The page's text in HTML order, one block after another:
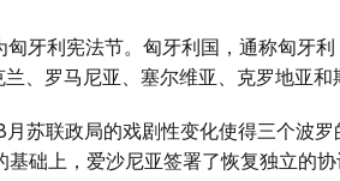
牙利宪法节。匈牙利国，通称匈牙
、罗马尼亚、塞尔维亚、克罗地亚和
苏联政局的戏剧性变化使得三个波
础上，爱沙尼亚签署了恢复独立的协